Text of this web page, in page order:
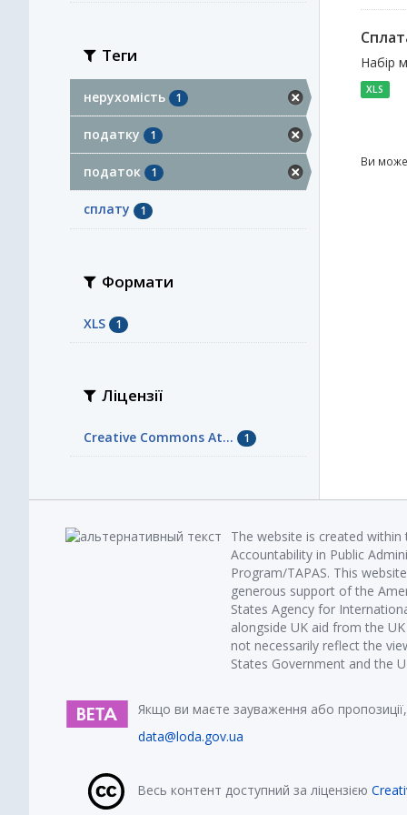
Теги
нерухомість 1
податку 1
податок 1
сплату 1
Формати
XLS 1
Ліцензії
Creative Commons At... 1
Набір
XLS
Ви
The website is created
Accountability in Public
Program/TAPAS. This
generous support of the
States Agency for
alongside UK aid from the
not necessarily reflect the
States Government and the
Якщо ви маєте зауваження або
data@loda.gov.ua
Весь контент доступний за ліцензією